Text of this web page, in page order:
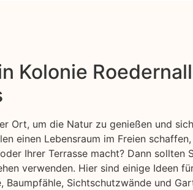
Kolonie
Ort, um die Natur zu genießen und
einen Lebensraum im Freien
Ihrer Terrasse macht? Dann sollten
verwenden. Hier sind einige Ideen
Baumpfähle, Sichtschutzwände und